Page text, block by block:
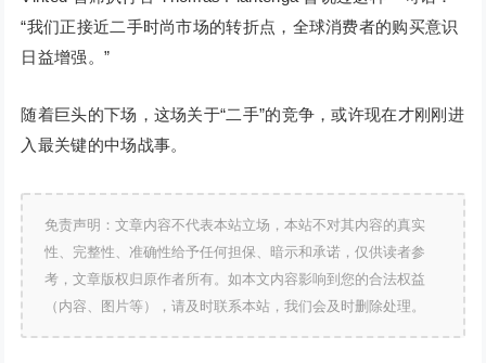
“我们正接近二手时尚市场的转折点，全球消费者的购买意识
日益增强。”
随着巨头的下场，这场关于“二手”的竞争，或许现在才刚刚进
入最关键的中场战事。
免责声明：文章内容不代表本站立场，本站不对其内容的真实
性、完整性、准确性给予任何担保、暗示和承诺，仅供读者参
考，文章版权归原作者所有。如本文内容影响到您的合法权益
（内容、图片等），请及时联系本站，我们会及时删除处理。